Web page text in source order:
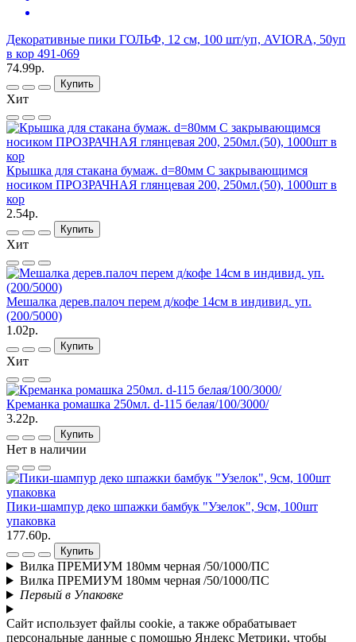
Декоративные пики ГОЛЬФ, 12 cм, 100 шт/уп, AVIORA, 50уп
в кор 491-069
74.99р.
Купить
Хит
Крышка для стакана бумаж. d=80мм С закрывающимся
носиком ПРОЗРАЧНАЯ глянцевая 200, 250мл.(50), 1000шт в
кор
2.54р.
Купить
Хит
Мешалка дерев.палоч перем д/кофе 14см в индивид. уп.
(200/5000)
1.02р.
Купить
Хит
Креманка ромашка 250мл. d-115 белая/100/3000/
3.22р.
Купить
Нет в наличии
Пики-шампур деко шпажки бамбук "Узелок", 9см, 100шт
упаковка
177.60р.
Купить
Вилка ПРЕМИУМ 180мм черная /50/1000/ПС
Вилка ПРЕМИУМ 180мм черная /50/1000/ПС
Первый в Упаковке
Сайт использует файлы cookie, а также обрабатывает
персональные данные с помощью Яндекс Метрики, чтобы